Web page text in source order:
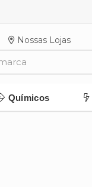
Nossas Lojas
Químicos